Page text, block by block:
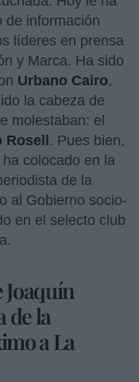
de información
líderes en prensa
y Marca. Ha sido
Urbano Cairo,
la cabeza de
molestaban: el
Rosell. Pues bien,
colocado en la
de la
al Gobierno socio-
en el selecto club
Joaquín
de la
a La